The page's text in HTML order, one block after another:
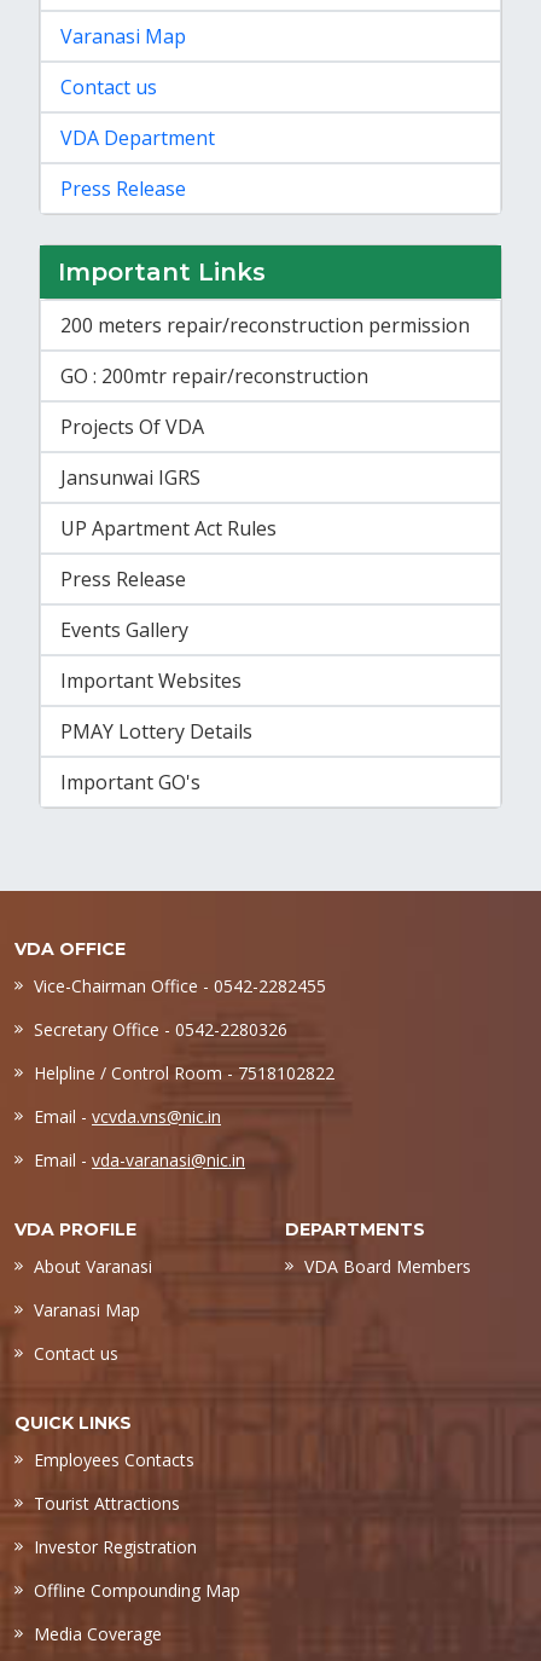
Varanasi Map
Contact us
VDA Department
Press Release
Important Links
200 meters repair/reconstruction permission
GO : 200mtr repair/reconstruction
Projects Of VDA
Jansunwai IGRS
UP Apartment Act Rules
Press Release
Events Gallery
Important Websites
PMAY Lottery Details
Important GO's
VDA OFFICE
Vice-Chairman Office - 0542-2282455
Secretary Office - 0542-2280326
Helpline / Control Room - 7518102822
Email - vcvda.vns@nic.in
Email - vda-varanasi@nic.in
VDA PROFILE
About Varanasi
Varanasi Map
Contact us
DEPARTMENTS
VDA Board Members
QUICK LINKS
Employees Contacts
Tourist Attractions
Investor Registration
Offline Compounding Map
Media Coverage